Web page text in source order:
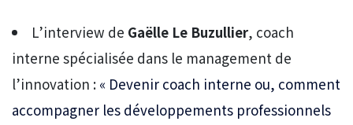
L’interview de Gaëlle Le Buzullier, coach
interne spécialisée dans le management de
l’innovation : « Devenir coach interne ou, comment
accompagner les développements professionnels